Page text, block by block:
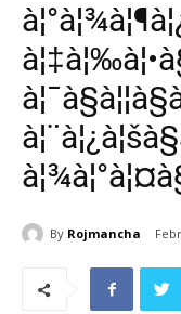
By Rojmancha